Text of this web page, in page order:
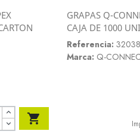

GRAPAS Q-
CAJA DE 1000
Referencia:
Marca: Q-